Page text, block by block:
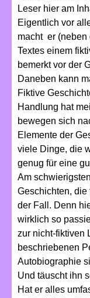
Leser hier am
Eigentlich vor
macht er (neben
Textes einem
bemerkt vor der
Daneben kann
Fiktive
Handlung hat
bewegen sich
Elemente der
viele Dinge, die
genug für eine
Am
Geschichten,
der Fall. Denn
wirklich so
zur nicht-fiktiven
beschriebenen
Autobiographie
Und täuscht ihn
Hat er alles